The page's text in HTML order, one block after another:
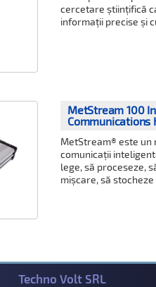
cercetare științifică
informații precise și
MetStream 100
Communications
MetStream® este un
comunicații
lege, să proceseze,
mișcare, să stocheze
Techno Volt SRL